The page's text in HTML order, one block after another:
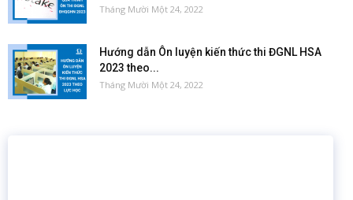
Tháng Mười Một 24, 2022
Hướng dẫn Ôn luyện kiến thức thi ĐGNL HSA
2023 theo...
Tháng Mười Một 24, 2022